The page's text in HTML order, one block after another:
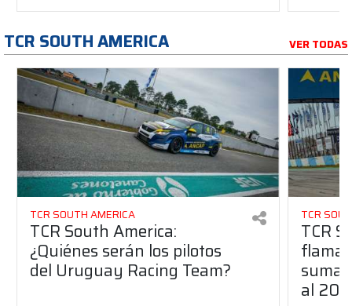
TCR SOUTH AMERICA VER TODAS
TCR SOUTH AMERICA
TCR South America:
¿Quiénes serán los pilotos
del Uruguay Racing Team?
TCR
TCR
suma
al